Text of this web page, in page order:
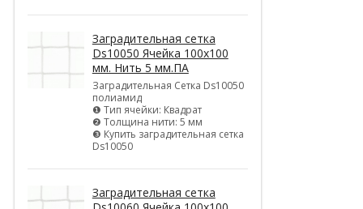
Заградительная сетка
Ds10050 Ячейка 100х100
мм. Нить 5 мм.ПА
Заградительная Сетка Ds10050
полиамид
❶ Тип ячейки: Квадрат
❷ Толщина нити: 5 мм
❸ Купить заградительная сетка
Ds10050
Заградительная сетка